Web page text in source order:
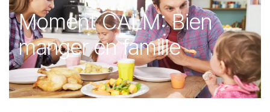
Moment CALM: Bien
manger en famille